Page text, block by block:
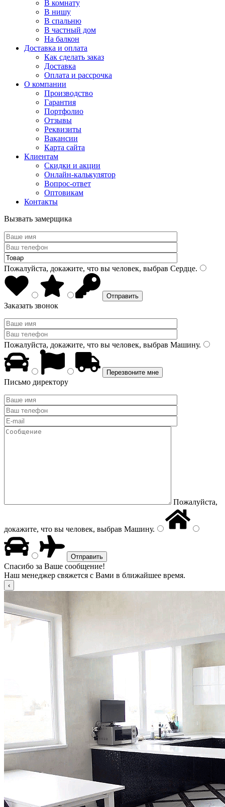
В комнату
В нишу
В спальню
В частный дом
На балкон
Доставка и оплата
Как сделать заказ
Доставка
Оплата и рассрочка
О компании
Производство
Гарантия
Портфолио
Отзывы
Реквизиты
Вакансии
Карта сайта
Клиентам
Скидки и акции
Онлайн-калькулятор
Вопрос-ответ
Оптовикам
Контакты
Вызвать замерщика
Пожалуйста, докажите, что вы человек, выбрав Сердце.
Заказать звонок
Пожалуйста, докажите, что вы человек, выбрав Машину.
Письмо директору
Пожалуйста,
докажите, что вы человек, выбрав Машину.
Спасибо за Ваше сообщение!
Наш менеджер свяжется с Вами в ближайшее время.